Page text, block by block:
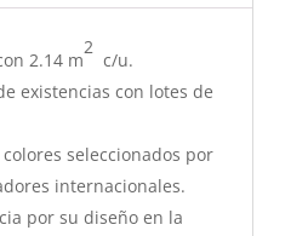
2.14 m
2
c/u.
existencias con lotes de
seleccionados por
internacionales.
por su diseño en la